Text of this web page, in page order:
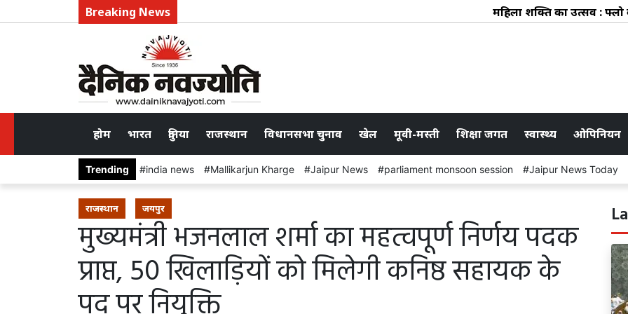
Breaking News महिला शक्ति का उत्सव : फ्लो
होम भारत दुनिया राजस्थान विधानसभा चुनाव खेल मूवी-मस्ती शिक्षा जगत स्वास्थ्य ओपिनियन
Trending india news Mallikarjun Kharge Jaipur News parliament monsoon session Jaipur News Today
राजस्थान जयपुर
मुख्यमंत्री भजनलाल शर्मा का महत्वपूर्ण निर्णय पदक
प्राप्त, 50 खिलाड़ियों को मिलेगी कनिष्ठ सहायक के